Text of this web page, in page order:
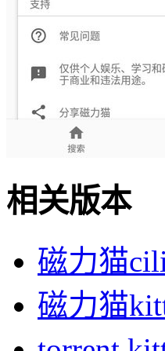
相关版本
磁力猫
磁力猫